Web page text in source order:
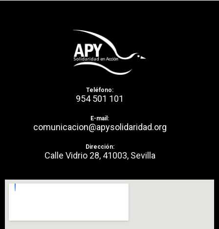
Teléfono:
954 501 101
E-mail:
comunicacion@apysolidaridad.org
Dirección:
Calle Vidrio 28, 41003, Sevilla